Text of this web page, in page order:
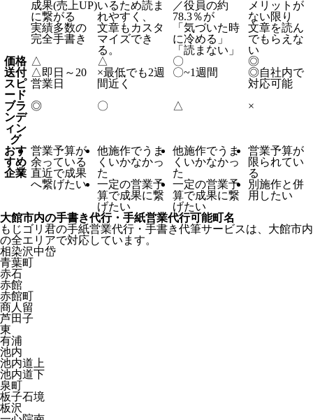
成果(売上UP)
に繋がる
実績多数の
完全手書き
いるため読ま
れやすく、
文章もカスタ
マイズでき
る。
／役員の約
78.3％が
「気づいた時
に冷める」
「読まない」
メリットが
ない限り
文章を読ん
でもらえな
い
価格 △ △ 〇
◎
送付
スピ
ード
△ 即日～20
営業日
×最低でも2週
間近く
〇~1週間 ◎自社内で
対応可能
ブラ
ンデ
ィン
グ
◎ 〇 △ ×
おす
すめ
企業
営業予算が
余っている
直近で成果
へ繋げたい
他施作でうま
くいかなかっ
た
一定の営業予
算で成果に繋
げたい
他施作でうま
くいかなかっ
た
一定の営業予
算で成果に繋
げたい
営業予算が
限られてい
る
別施作と併
用したい
大館市内の手書き代行・手紙営業代行可能町名
もじゴリ君の手紙営業代行・手書き代筆サービスは、大館市内
の全エリアで対応しています。
相染沢中岱
青葉町
赤石
赤館
赤館町
商人留
芦田子
東
有浦
池内
池内道上
池内道下
泉町
板子石境
板沢